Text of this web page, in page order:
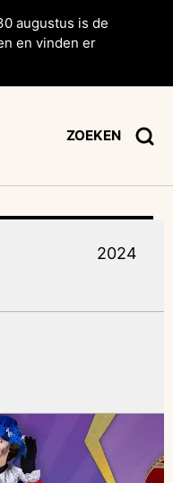
augustus is de
en vinden er
ZOEKEN
2024